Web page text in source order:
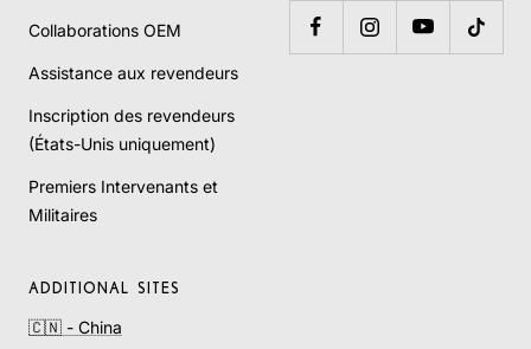
Collaborations OEM
Assistance aux revendeurs
Inscription des revendeurs
(États-Unis uniquement)
Premiers Intervenants et
Militaires
ADDITIONAL SITES
🇨🇳 - China